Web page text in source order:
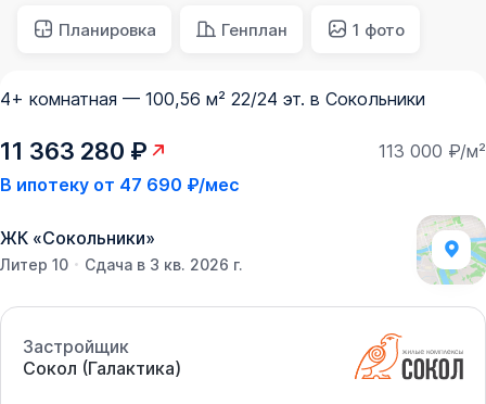
Планировка Генплан 1 фото
4+ комнатная — 100,56 м² 22/24 эт. в Сокольники
11 363 280 ₽
113 000 ₽/м²
В ипотеку от 47 690 ₽/мес
ЖК «Сокольники»
Литер 10 Сдача в 3 кв. 2026 г.
Застройщик
Сокол (Галактика)